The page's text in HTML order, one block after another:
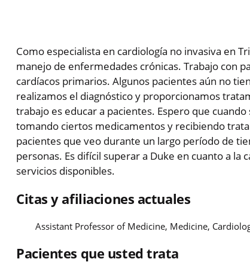
Como especialista en cardiología no invasiva en
manejo de enfermedades crónicas. Trabajo con
cardíacos primarios. Algunos pacientes aún no
realizamos el diagnóstico y proporcionamos
trabajo es educar a pacientes. Espero que
tomando ciertos medicamentos y recibiendo
pacientes que veo durante un largo período de
personas. Es difícil superar a Duke en cuanto a la
servicios disponibles.
Citas y afiliaciones actuales
Assistant Professor of Medicine, Medicine,
Pacientes que usted trata